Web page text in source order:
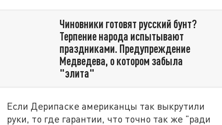
Чиновники готовят русский бунт?
Терпение народа испытывают
праздниками. Предупреждение
Медведева, о котором забыла
"элита"
Если Дерипаске американцы так выкрутили
руки, то где гарантии, что точно так же "ради